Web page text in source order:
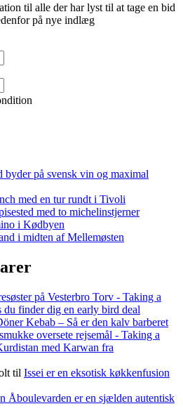
til alle der har lyst til at tage en bid
på nye indlæg
på svensk vin og maximal
med en tur rundt i Tivoli
med to michelinstjerner
i Kødbyen
i midten af Mellemøsten
på Vesterbro Torv - Taking a
finder dig en early bird deal
Kebab – Så er den kalv barberet
oversete rejsemål - Taking a
med Karwan fra
til Issei er en eksotisk køkkenfusion
Åboulevarden er en sjælden autentisk